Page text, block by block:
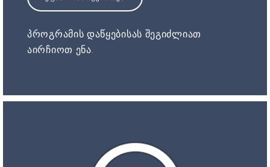
პროგრამის დაწყებისას შეგიძლიათ
აირჩიოთ ენა.